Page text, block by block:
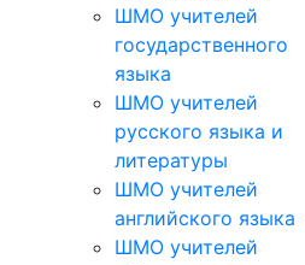
ШМО учителей
государственного
языка
ШМО учителей
русского языка и
литературы
ШМО учителей
английского языка
ШМО учителей